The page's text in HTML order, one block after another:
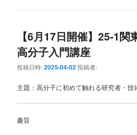
【6月17日開催】25-1関
高分子入門講座
投稿日時:2025-04-02投稿者:
主題：高分子に初めて触れる研究者・技
趣旨